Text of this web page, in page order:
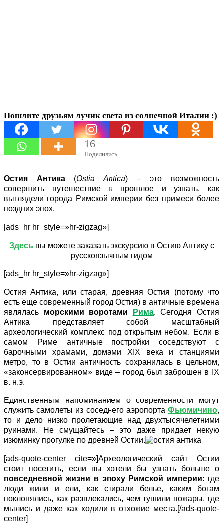
Пошлите друзьям лучик света из солнечной Италии :)
16
Поделились
Остия Антика(Ostia Antica) – это возможность
совершить путешествие в прошлое и узнать, как
выглядели города Римской империи без примеси более
поздних эпох.
[ads_hr hr_style=»hr-zigzag»]
Здесьвы можете заказать экскурсию в Остию Антику с
русскоязычным гидом
[ads_hr hr_style=»hr-zigzag»]
Остия Антика, или старая, древняя Остия (потому что
есть еще современный город Остия) в античные времена
являлась морскими воротами Рима. Сегодня Остия
Антика представляет собой масштабный
археологический комплекс под открытым небом. Если в
самом Риме античные постройки соседствуют с
барочными храмами, домами XIX века и станциями
метро, то в Остии античность сохранилась в цельном,
«законсервированном» виде – город был заброшен в IX
в. н.э.
Единственным напоминанием о современности могут
служить самолеты из соседнего аэропорта Фьюмичино,
то и дело низко пролетающие над двухтысячелетними
руинами. Не смущайтесь – это даже придает некую
изюминку прогулке по древней Остии.
[ads-quote-center cite=»]Археологический сайт Остии
стоит посетить, если вы хотели бы узнать больше о
повседневной жизни в эпоху Римской империи: где
люди жили и ели, как стирали белье, каким богам
поклонялись, как развлекались, чем тушили пожары, где
мылись и даже как ходили в отхожие места.[/ads-quote-
center]